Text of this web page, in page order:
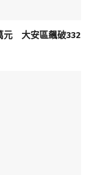
元 大安區飆破332